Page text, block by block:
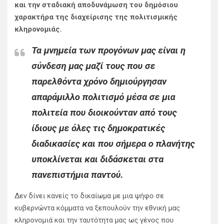
και την σταδιακή αποδυνάμωση του δημόσιου
χαρακτήρα της διαχείρισης της πολιτισμικής
κληρονομιάς.
Τα μνημεία των προγόνων μας είναι η
σύνδεση μας μαζί τους που σε
παρελθόντα χρόνο δημιούργησαν
απαράμιλλο πολιτισμό μέσα σε μια
πολιτεία που διοικούνταν από τους
ίδιους με όλες τις δημοκρατικές
διαδικασίες και που σήμερα ο πλανήτης
υποκλίνεται και διδάσκεται στα
πανεπιστήμια παντού.
Δεν δίνει κανείς το δικαίωμα με μια ψήφο σε
κυβερνώντα κόμματα να ξεπουλούν την εθνική μας
κληρονομιά και την ταυτότητα μας ως γένος που